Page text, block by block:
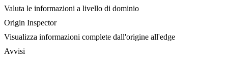
Valuta le informazioni a livello di dominio
Origin Inspector
Visualizza informazioni complete dall'origine all'edge
Avvisi